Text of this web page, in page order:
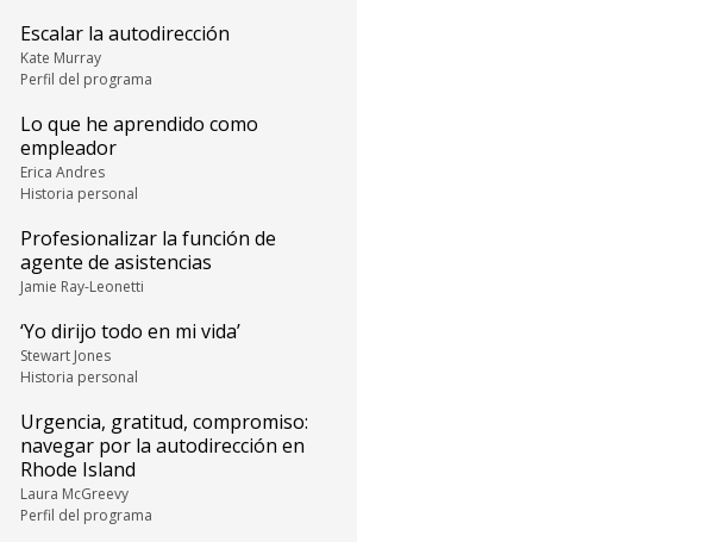
Escalar la autodirección
Kate Murray
Perfil del programa
Lo que he aprendido como
empleador
Erica Andres
Historia personal
Profesionalizar la función de
agente de asistencias
Jamie Ray-Leonetti
‘Yo dirijo todo en mi vida’
Stewart Jones
Historia personal
Urgencia, gratitud, compromiso:
navegar por la autodirección en
Rhode Island
Laura McGreevy
Perfil del programa